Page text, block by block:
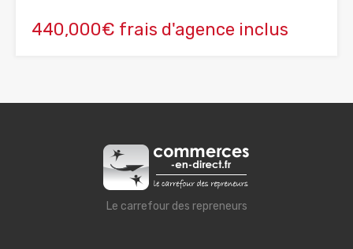
440,000€ frais d'agence inclus
Le carrefour des repreneurs